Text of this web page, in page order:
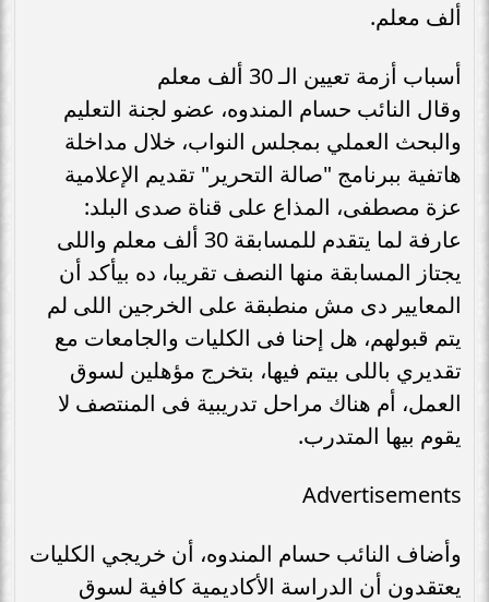
ألف معلم.
أسباب أزمة تعيين الـ 30 ألف معلم
وقال النائب حسام المندوه، عضو لجنة التعليم
والبحث العملي بمجلس النواب، خلال مداخلة
هاتفية ببرنامج "صالة التحرير" تقديم الإعلامية
عزة مصطفى، المذاع على قناة صدى البلد:
عارفة لما يتقدم للمسابقة 30 ألف معلم واللى
يجتاز المسابقة منها النصف تقريبا، ده بيأكد أن
المعايير دى مش منطبقة على الخرجين اللى لم
يتم قبولهم، هل إحنا فى الكليات والجامعات مع
تقديري باللى بيتم فيها، بتخرج مؤهلين لسوق
العمل، أم هناك مراحل تدريبية فى المنتصف لا
يقوم بيها المتدرب.
Advertisements
وأضاف النائب حسام المندوه، أن خريجي الكليات
يعتقدون أن الدراسة الأكاديمية كافية لسوق